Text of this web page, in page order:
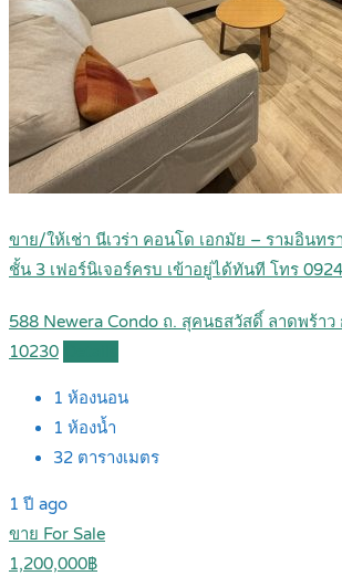
ขาย/ให้เช่า นีเวร่า คอนโด เอกมัย – รามอินท
ชั้น 3 เฟอร์นิเจอร์ครบ เข้าอยู่ได้ทันที โทร
588 Newera Condo ถ. สุคนธสวัสดิ์ ลาดพร้าว
10230
1 ห้องนอน
1 ห้องน้ำ
32 ตารางเมตร
1 ปี ago
ขาย For Sale
1,200,000฿